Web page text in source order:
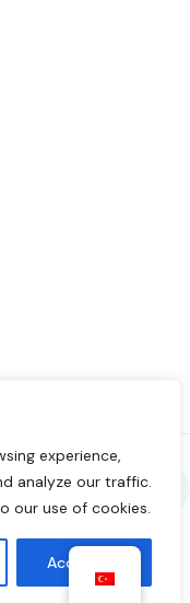
experience,
analyze our traffic.
our use of cookies.
Accept All
. Sorumlu bir şekilde